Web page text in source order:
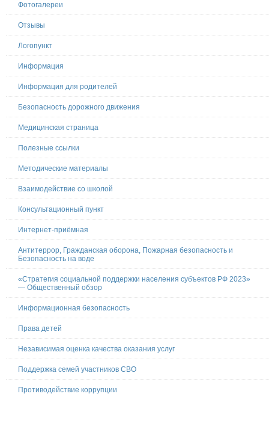
Фотогалереи
Отзывы
Логопункт
Информация
Информация для родителей
Безопасность дорожного движения
Медицинская страница
Полезные ссылки
Методические материалы
Взаимодействие со школой
Консультационный пункт
Интернет-приёмная
Антитеррор, Гражданская оборона, Пожарная безопасность и
Безопасность на воде
«Стратегия социальной поддержки населения субъектов РФ 2023»
— Общественный обзор
Информационная безопасность
Права детей
Независимая оценка качества оказания услуг
Поддержка семей участников СВО
Противодействие коррупции